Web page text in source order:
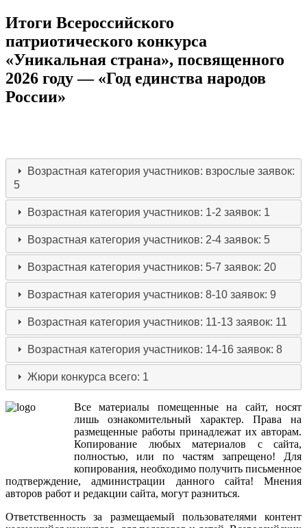
Итоги Всероссийского
патриотического конкурса
«Уникальная страна», посвященного
2026 году — «Год единства народов
России»
Возрастная категория участников: взрослыезаявок:
5
Возрастная категория участников: 1-2заявок: 1
Возрастная категория участников: 2-4заявок: 5
Возрастная категория участников: 5-7заявок: 20
Возрастная категория участников: 8-10заявок: 9
Возрастная категория участников: 11-13заявок: 11
Возрастная категория участников: 14-16заявок: 8
Жюри конкурса всего: 1
Все материалы помещенные на сайт,носят
лишь
ознакомительный характер. Права
на
размещенные работы принадлежат их авторам.
Копирование
любых материалов с сайта,
полностью, или по частям запрещено! Для
копирования, необходимо получить письменное
подтверждение,администрации данного сайта! Мнения
авторов работ и редакции сайта, могут разниться.
Ответственность
за размещаемый пользователями
контент